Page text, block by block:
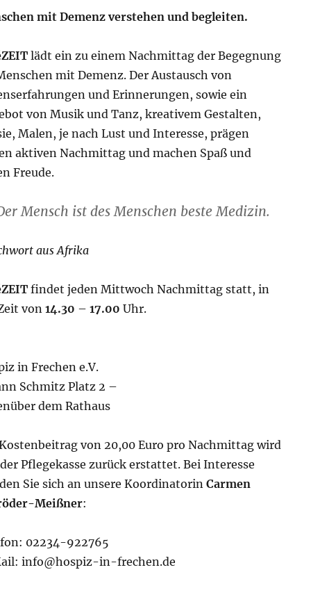
mit Demenz verstehen und begleiten.
lädt ein zu einem Nachmittag der Begegnung
mit Demenz. Der Austausch von
und Erinnerungen, sowie ein
von Musik und Tanz, kreativem Gestalten,
Malen, je nach Lust und Interesse, prägen
aktiven Nachmittag und machen Spaß und
Freude.
Mensch ist des Menschen beste Medizin.
aus Afrika
findet jeden Mittwoch Nachmittag statt, in
von 14.30 – 17.00 Uhr.
in Frechen e.V.
Schmitz Platz 2 –
dem Rathaus
von 20,00 Euro pro Nachmittag wird
Pflegekasse zurück erstattet. Bei Interesse
Sie sich an unsere Koordinatorin Carmen
Meißner:
02234-922765
info@hospiz-in-frechen.de